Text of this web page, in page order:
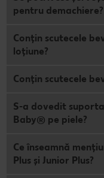
pentru demachiere?
Conțin scutecele
loțiune?
Conțin scutecele
S-a dovedit
Baby® pe piele?
Ce înseamnă
Plus și Junior Plus?